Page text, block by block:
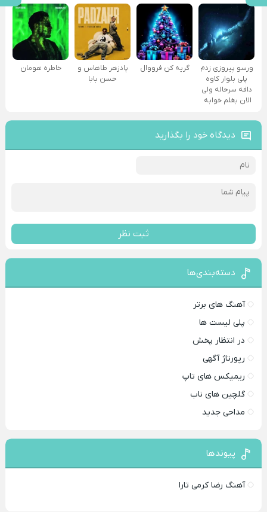
ورسو پیروزی زدم
پلی بلوار کاوه
دافه سرحاله ولی
الان بغلم خوابه ‌
گریه کن فرووال
پادزهر طاهاس و
حسن بابا
خاطره هومان
دیدگاه خود را بگذارید
ثبت نظر
دسته‌بندی‌ها
آهنگ های برتر
پلی لیست ها
در انتظار پخش
رپورتاژ آگهی
ریمیکس های تاپ
گلچین های ناب
مداحی جدید
پیوندها
آهنگ رضا کرمی تارا